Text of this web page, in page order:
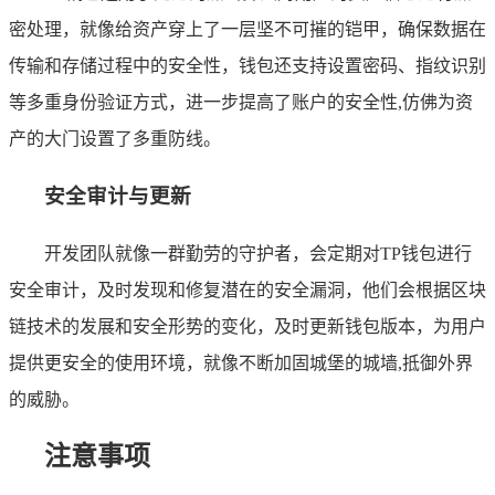
密处理，就像给资产穿上了一层坚不可摧的铠甲，确保数据在
传输和存储过程中的安全性，钱包还支持设置密码、指纹识别
等多重身份验证方式，进一步提高了账户的安全性,仿佛为资
产的大门设置了多重防线。
安全审计与更新
开发团队就像一群勤劳的守护者，会定期对TP钱包进行
安全审计，及时发现和修复潜在的安全漏洞，他们会根据区块
链技术的发展和安全形势的变化，及时更新钱包版本，为用户
提供更安全的使用环境，就像不断加固城堡的城墙,抵御外界
的威胁。
注意事项